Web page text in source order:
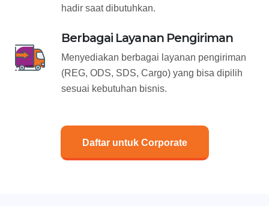
hadir saat dibutuhkan.
Berbagai Layanan Pengiriman
Menyediakan berbagai layanan pengiriman
(REG, ODS, SDS, Cargo) yang bisa dipilih
sesuai kebutuhan bisnis.
Daftar untuk Corporate